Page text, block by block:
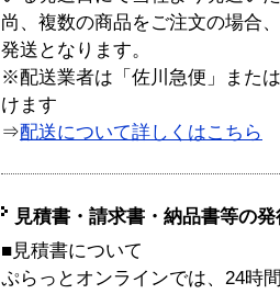
尚、複数の商品をご注文の場合
発送となります。
※配送業者は「佐川急便」また
けます
⇒配送について詳しくはこちら
見積書・請求書・納品書等の
■見積書について
ぷらっとオンラインでは、24時